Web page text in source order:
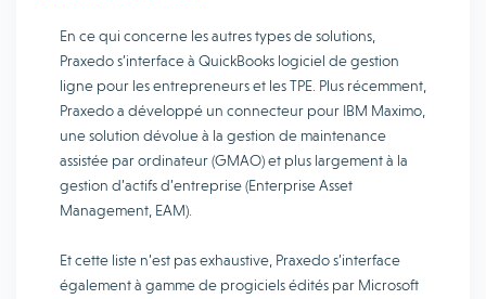
En ce qui concerne les autres types de solutions,
Praxedo s’interface à QuickBooks logiciel de gestion
ligne pour les entrepreneurs et les TPE. Plus récemment,
Praxedo a développé un connecteur pour IBM Maximo,
une solution dévolue à la gestion de maintenance
assistée par ordinateur (GMAO) et plus largement à la
gestion d’actifs d’entreprise (Enterprise Asset
Management, EAM).
Et cette liste n’est pas exhaustive, Praxedo s’interface
également à gamme de progiciels édités par Microsoft